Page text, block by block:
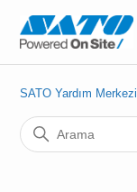
SATO Yardım Merkezi